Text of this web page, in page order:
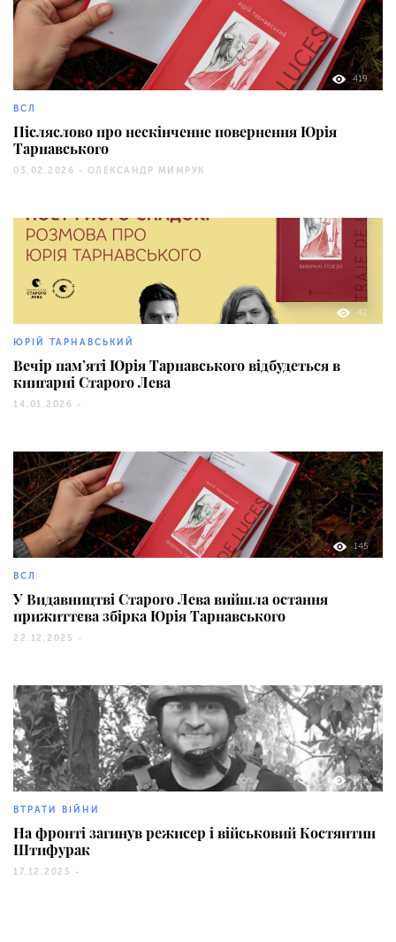
419
ВСЛ
Післяслово про нескінченне повернення Юрія
Тарнавського
03.02.2026 - ОЛЕКСАНДР МИМРУК
42
ЮРІЙ ТАРНАВСЬКИЙ
Вечір пам’яті Юрія Тарнавського відбудеться в
книгарні Старого Лева
14.01.2026 -
145
ВСЛ
У Видавництві Старого Лева вийшла остання
прижиттєва збірка Юрія Тарнавського
22.12.2025 -
169
ВТРАТИ ВІЙНИ
На фронті загинув режисер і військовий Костянтин
Штифурак
17.12.2025 -